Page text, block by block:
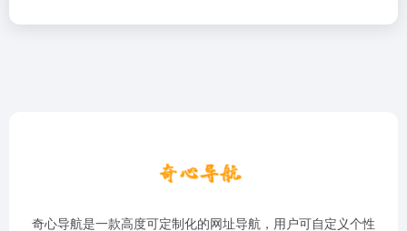
奇心导航是一款高度可定制化的网址导航，用户可自定义个性